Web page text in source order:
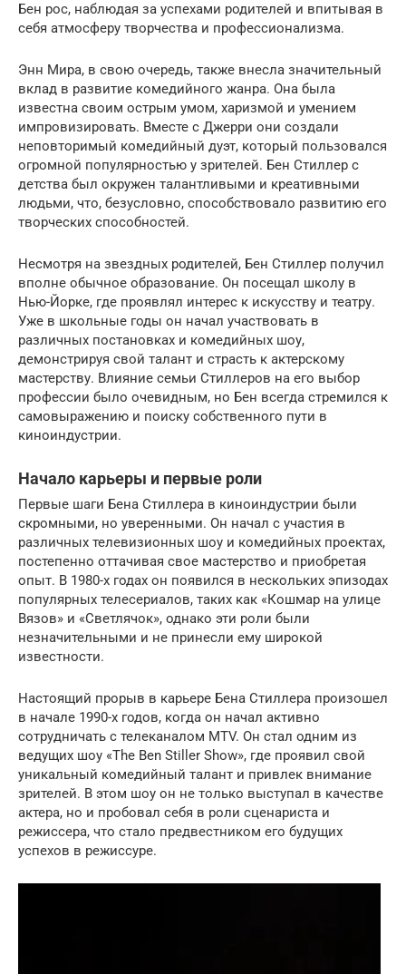
Бен рос, наблюдая за успехами родителей и впитывая в
себя атмосферу творчества и профессионализма.
Энн Мира, в свою очередь, также внесла значительный
вклад в развитие комедийного жанра. Она была
известна своим острым умом, харизмой и умением
импровизировать. Вместе с Джерри они создали
неповторимый комедийный дуэт, который пользовался
огромной популярностью у зрителей. Бен Стиллер с
детства был окружен талантливыми и креативными
людьми, что, безусловно, способствовало развитию его
творческих способностей.
Несмотря на звездных родителей, Бен Стиллер получил
вполне обычное образование. Он посещал школу в
Нью-Йорке, где проявлял интерес к искусству и театру.
Уже в школьные годы он начал участвовать в
различных постановках и комедийных шоу,
демонстрируя свой талант и страсть к актерскому
мастерству. Влияние семьи Стиллеров на его выбор
профессии было очевидным, но Бен всегда стремился к
самовыражению и поиску собственного пути в
киноиндустрии.
Начало карьеры и первые роли
Первые шаги Бена Стиллера в киноиндустрии были
скромными, но уверенными. Он начал с участия в
различных телевизионных шоу и комедийных проектах,
постепенно оттачивая свое мастерство и приобретая
опыт. В 1980-х годах он появился в нескольких эпизодах
популярных телесериалов, таких как «Кошмар на улице
Вязов» и «Светлячок», однако эти роли были
незначительными и не принесли ему широкой
известности.
Настоящий прорыв в карьере Бена Стиллера произошел
в начале 1990-х годов, когда он начал активно
сотрудничать с телеканалом MTV. Он стал одним из
ведущих шоу «The Ben Stiller Show», где проявил свой
уникальный комедийный талант и привлек внимание
зрителей. В этом шоу он не только выступал в качестве
актера, но и пробовал себя в роли сценариста и
режиссера, что стало предвестником его будущих
успехов в режиссуре.